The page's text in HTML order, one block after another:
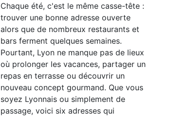
Chaque été, c'est le même casse-tête :
trouver une bonne adresse ouverte
alors que de nombreux restaurants et
bars ferment quelques semaines.
Pourtant, Lyon ne manque pas de lieux
où prolonger les vacances, partager un
repas en terrasse ou découvrir un
nouveau concept gourmand. Que vous
soyez Lyonnais ou simplement de
passage, voici six adresses qui